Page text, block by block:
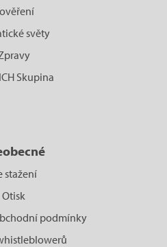
světy
Skupina
stažení
Otisk
podmínky